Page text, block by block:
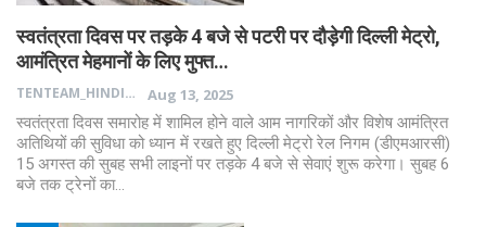
स्वतंत्रता दिवस पर तड़के 4 बजे से पटरी पर दौड़ेगी दिल्ली मेट्रो,
आमंत्रित मेहमानों के लिए मुफ्त…
TENTEAM_HINDI
Aug 13, 2025
स्वतंत्रता दिवस समारोह में शामिल होने वाले आम नागरिकों और विशेष आमंत्रित
अतिथियों की सुविधा को ध्यान में रखते हुए दिल्ली मेट्रो रेल निगम (डीएमआरसी)
15 अगस्त की सुबह सभी लाइनों पर तड़के 4 बजे से सेवाएं शुरू करेगा। सुबह 6
बजे तक ट्रेनों का…